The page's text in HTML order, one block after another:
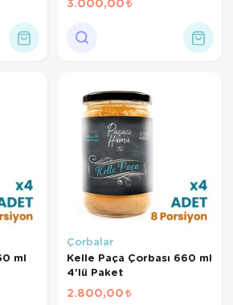
ml
Çorbalar
Kelle Paça Çorbası 660 ml
4'lü Paket
2.800,00